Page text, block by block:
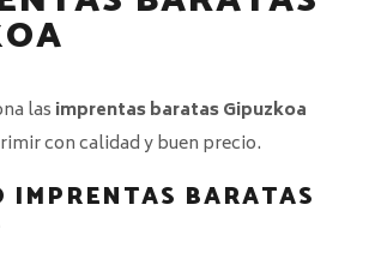
las imprentas baratas Gipuzkoa
con calidad y buen precio.
BARATAS